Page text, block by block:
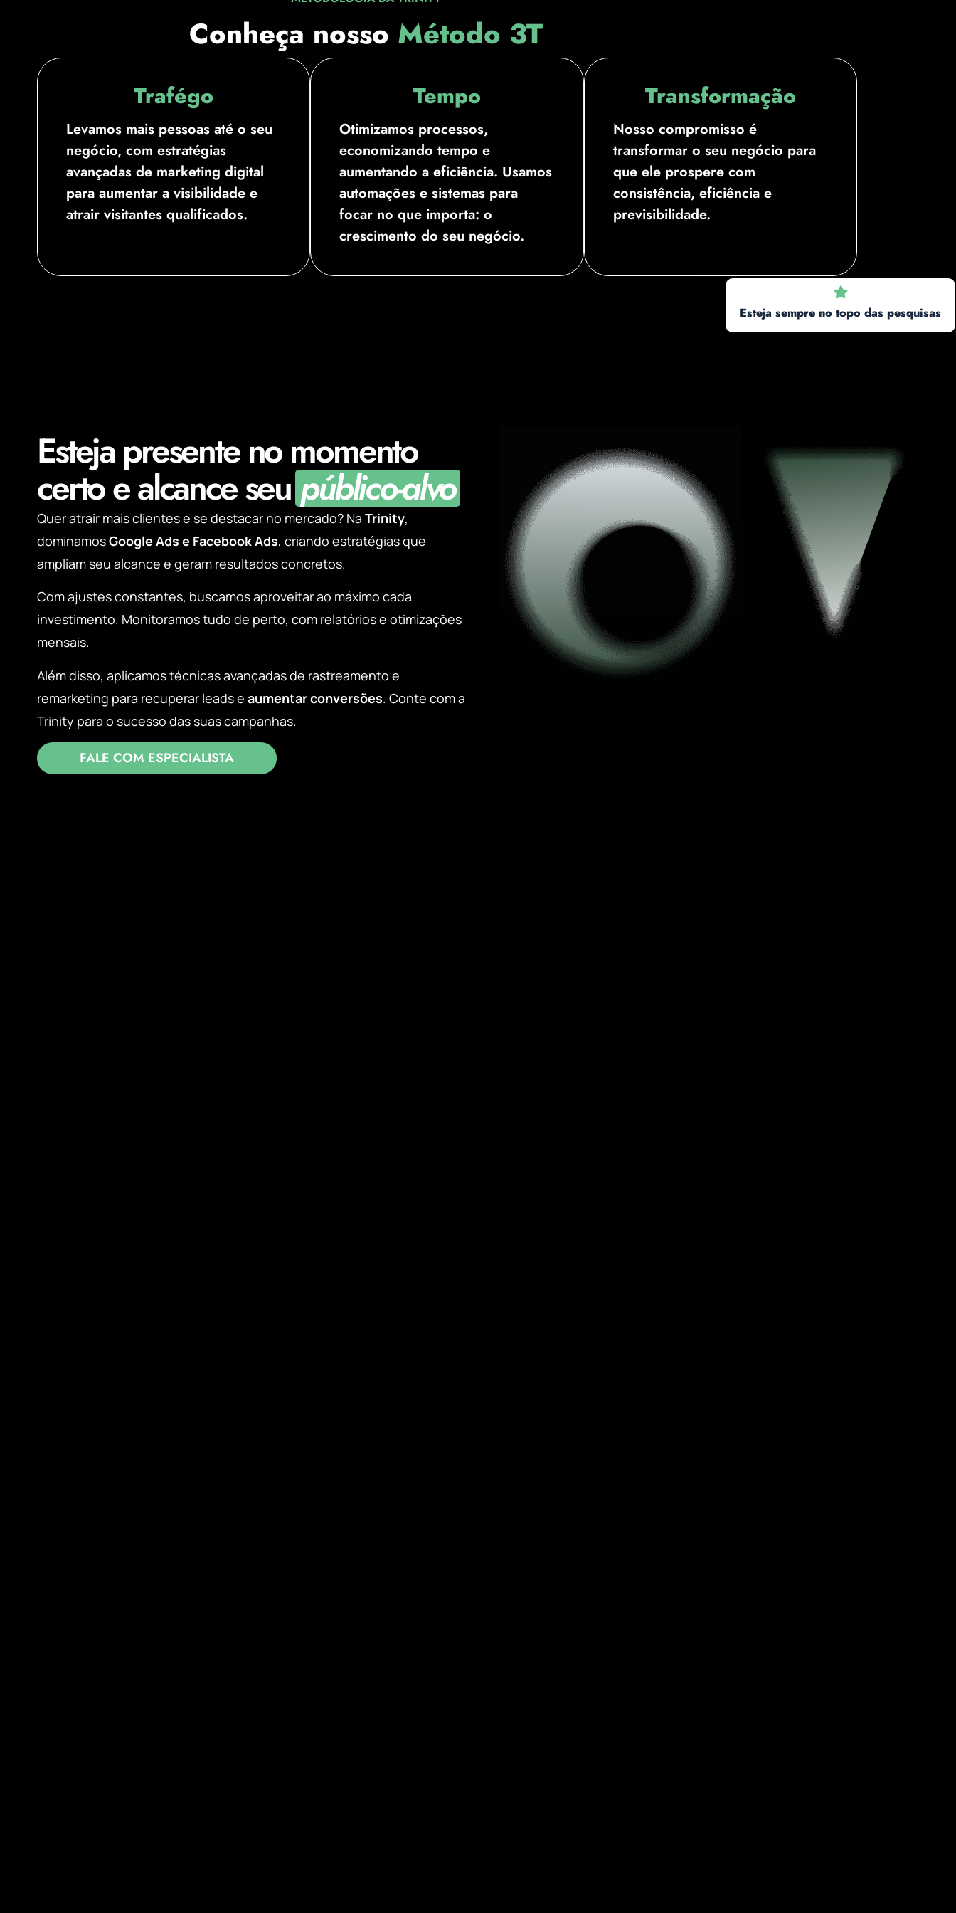
Conheça nosso Método 3T
Trafégo
Levamos mais pessoas até o seu
negócio, com estratégias
avançadas de marketing digital
para aumentar a visibilidade e
atrair visitantes qualificados.
Tempo
Otimizamos processos,
economizando tempo e
aumentando a eficiência. Usamos
automações e sistemas para
focar no que importa: o
crescimento do seu negócio.
Transformação
Nosso compromisso é
transformar o seu negócio para
que ele prospere com
consistência, eficiência e
previsibilidade.
Esteja presente no momento
certo e alcance seupúblico-alvo
Quer atrair mais clientes e se destacar no mercado? Na Trinity,
dominamosGoogle Ads e Facebook Ads, criando estratégias que
ampliam seu alcance e geram resultados concretos.
Com ajustes constantes, buscamos aproveitar ao máximo cada
investimento. Monitoramos tudo de perto, com relatórios e otimizações
mensais.
Além disso, aplicamos técnicas avançadas de rastreamento e
remarketing para recuperar leads e aumentar conversões. Conte com a
Trinity para o sucesso das suas campanhas.
FALE COM ESPECIALISTA
Esteja sempre no topo das pesquisas